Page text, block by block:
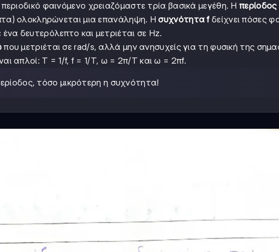
φαινόμενο χρειαζόμαστε τρία βασικά μεγέθη. Η
ολοκληρώνεται μια επανάληψη. Ησυχνότητα fδείχνει πόσες
δευτερόλεπτο και μετριέται σε Hz.
που μετριέται σε rad/s, αλλά μην ανησυχείς για τη φυσική της
απλοί: T = 1/f, f = 1/T, ω = 2π/T και ω = 2πf.
τόσο μικρότερη η συχνότητα!